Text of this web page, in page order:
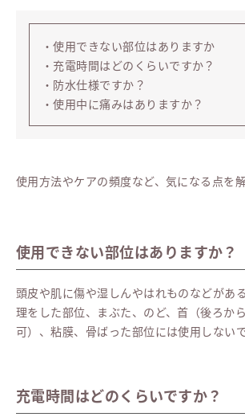
・使用できない部位はありますか
・充電時間はどのくらいですか？
・防水仕様ですか？
・使用中に痛みはありますか？
使用方法やケアの頻度など、気になる点を
使用できない部位はありますか？
頭皮や肌に傷や湿しんやはれものなどがあ
理をした部位、まぶた、のど、首（後ろか
可）、粘膜、骨ばった部位には使用しない
充電時間はどのくらいですか？